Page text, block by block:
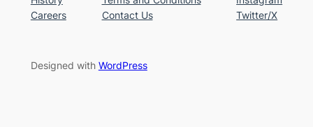
Careers
Contact Us
Twitter/X
Designed with WordPress